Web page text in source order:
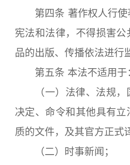
第四条 著作权人行使
宪法和法律，不得损害
品的出版、传播依法进行
第五条 本法不适用于
（一）法律、法规，
决定、命令和其他具有
质的文件，及其官方正式
（二）时事新闻；